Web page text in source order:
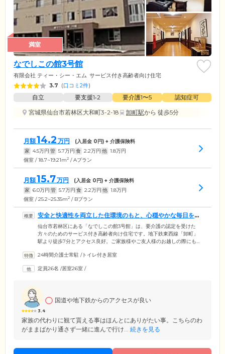
満室
なでしこの館3号館
有限会社 ティー・シー・エム サービス付き高齢者向け住宅
3.7 (口コミ2件)
自立 要支援1•2 要介護1〜5
認知症可
宮城県仙台市若林区大和町3-2-18
卸町駅から 徒歩5分
月額14.2 万円 (入居金 0円) + 介護保険料
家 4.5万円 管 5.7万円 食 2.2万円 他 1.8万円
個室 / 18.7~19.21m2 / Aプラン
月額15.7万円 (入居金 0円) + 介護保険料
家 6.0万円 管 5.7万円 食 2.2万円 他 1.8万円
個室 / 25.2~25.35m2 / Bプラン
安全と快適性を両立した住環境のもと、心穏やかな毎日をお
過ごしください
仙台市若林区にある「なでしこの館3号館」は、要介護の認定を受けた
方々のためのサービス付き高齢者向け住宅です。地下鉄東西線「卸町」
駅より徒歩7分とアクセス良好。ご家族様やご友人様のお越しの際にも便
バリアフリー設計を採用。全26戸のお部屋にはトイレや洗面台、収納、
品のお持ち込みも可能です。ご自身のライフスタイルに合わせた空間
24時間介護士常駐 /トイレ付き居室
定員26名 /居室26室 /
3.4
国道や地下鉄からのアクセスが良い
家族の代わりに観て貰える事はほんとにありがたい事。こちらのわ
がままばかり通さず一緒に進んで行け... 続きを見る